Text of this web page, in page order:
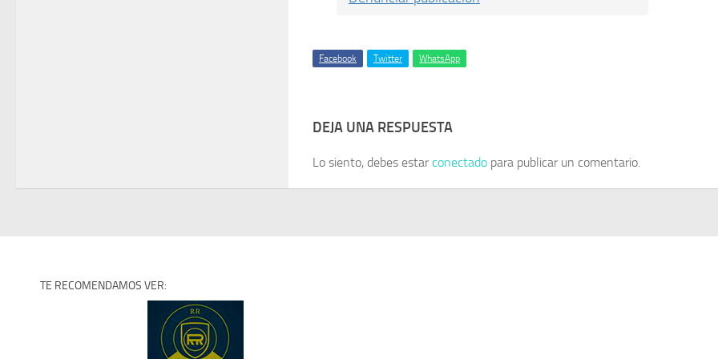
Facebook Twitter WhatsApp
DEJA UNA RESPUESTA
Lo siento, debes estarconectado para publicar un comentario.
TE RECOMENDAMOS VER: